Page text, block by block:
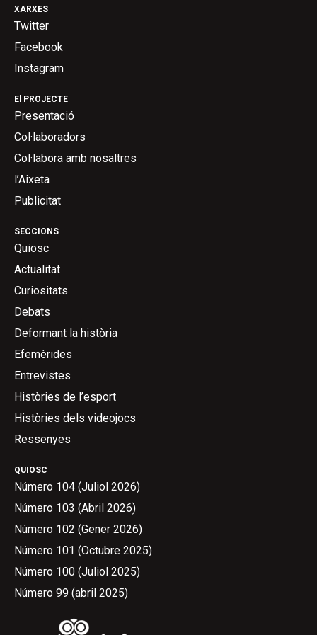
QUIOSC
Número 104 (Juliol 2026)
Número 103 (Abril 2026)
Número 102 (Gener 2026)
Número 101 (Octubre 2025)
Número 100 (Juliol 2025)
Número 99 (abril 2025)
SECCIONS
Quiosc
Actualitat
Curiositats
Debats
Deformant la història
Efemèrides
Entrevistes
Històries de l’esport
Històries dels videojocs
Ressenyes
El PROJECTE
Presentació
Col·laboradors
Col·labora amb nosaltres
l’Aixeta
Publicitat
XARXES
Twitter
Facebook
Instagram